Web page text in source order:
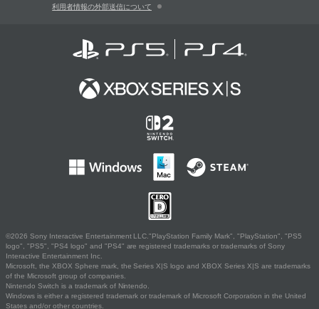
利用者情報の外部送信について
©2026 Sony Interactive Entertainment LLC."PlayStation Family Mark", "PlayStation", "PS5
logo", "PS5", "PS4 logo" and "PS4" are registered trademarks or trademarks of Sony
Interactive Entertainment Inc.
Microsoft, the XBOX Sphere mark, the Series X|S logo and XBOX Series X|S are trademarks
of the Microsoft group of companies.
Nintendo Switch is a trademark of Nintendo.
Windows is either a registered trademark or trademark of Microsoft Corporation in the United
States and/or other countries.